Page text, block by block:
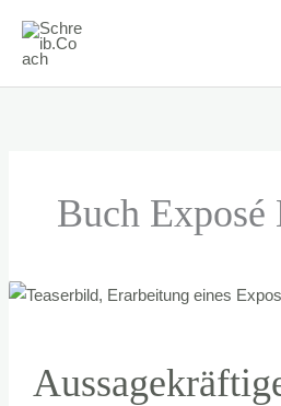
Inhalt
springen
Buch Exposé